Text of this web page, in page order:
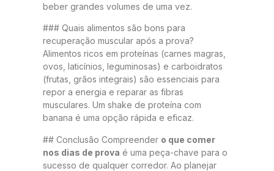
beber grandes volumes de uma vez.
### Quais alimentos são bons para
recuperação muscular após a prova?
Alimentos ricos em proteínas (carnes magras,
ovos, laticínios, leguminosas) e carboidratos
(frutas, grãos integrais) são essenciais para
repor a energia e reparar as fibras
musculares. Um shake de proteína com
banana é uma opção rápida e eficaz.
## Conclusão Compreender o que comer
nos dias de prova é uma peça-chave para o
sucesso de qualquer corredor. Ao planejar